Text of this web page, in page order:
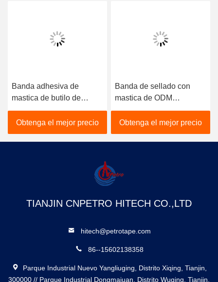
Banda adhesiva de
mastica de butilo de
conducto para sellar la
estructura de acero
impermeable
Obtenga el mejor precio
Banda de sellado con
mastica de ODM
25mmX25mm
Obtenga el mejor precio
TIANJIN CNPETRO HITECH CO.,LTD
hitech@petrotape.com
86--15602138358
Parque Industrial Nuevo Yangliuging, Distrito Xiqing, Tianjin,
300000 // Parque Industrial Dongmajuan, Distrito Wuqing, Tianjin,